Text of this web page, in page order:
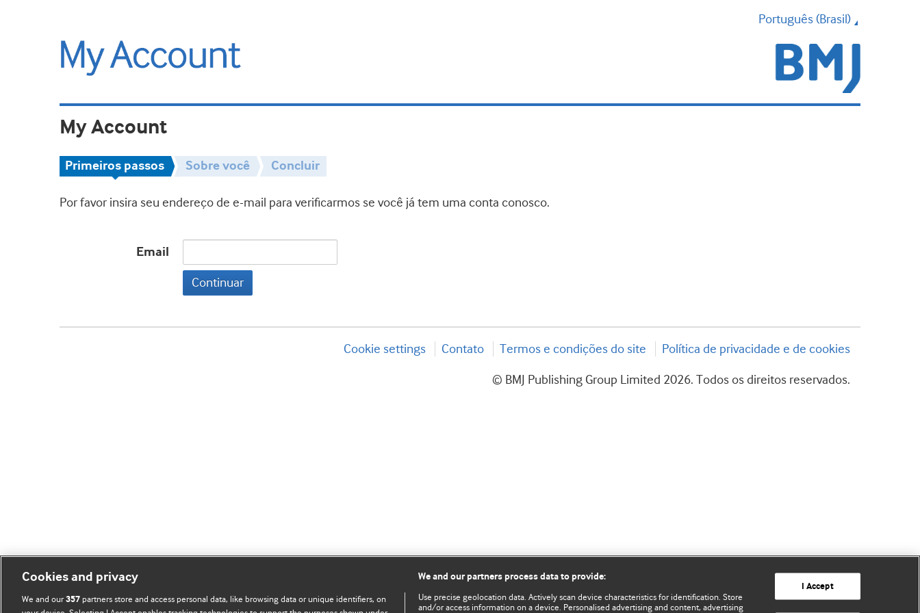
Português (Brasil)
My Account
Primeiros passos Sobre você Concluir
Por favor insira seu endereço de e-mail para verificarmos se você já tem uma conta conosco.
Email
Continuar
Cookie settings Contato Termos e condições do site Política de privacidade e de cookies
© BMJ Publishing Group Limited 2026. Todos os direitos reservados.
Cookies and privacy
We and our357 partners store and access personal data, like browsing data or unique identifiers, on
We and our partners process data to provide:
Use precise geolocation data. Actively scan device characteristics for identification. Store
and/or access information on a device. Personalised advertising and content, advertising
I Accept